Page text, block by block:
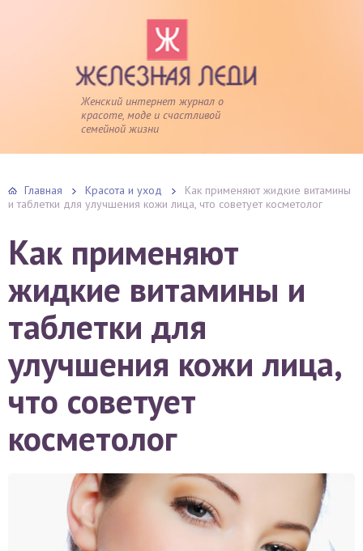
Женский интернет журнал о
красоте, моде и счастливой
семейной жизни
Главная Красота и уход
Как применяют жидкие витамины
и таблетки для улучшения кожи лица, что советует косметолог
Как применяют
жидкие витамины и
таблетки для
улучшения кожи лица,
что советует
косметолог